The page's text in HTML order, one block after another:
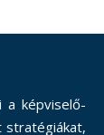
a képviselő-
stratégiákat,